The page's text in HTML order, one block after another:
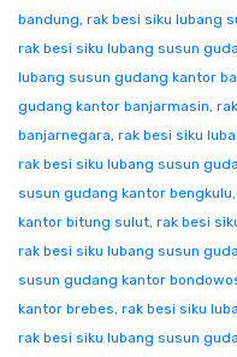
bandung, rak besi siku lubang
rak besi siku lubang susun
lubang susun gudang kantor
gudang kantor banjarmasin,
banjarnegara, rak besi siku
rak besi siku lubang susun
susun gudang kantor bengkulu,
kantor bitung sulut, rak besi
rak besi siku lubang susun
susun gudang kantor
kantor brebes, rak besi siku
rak besi siku lubang susun